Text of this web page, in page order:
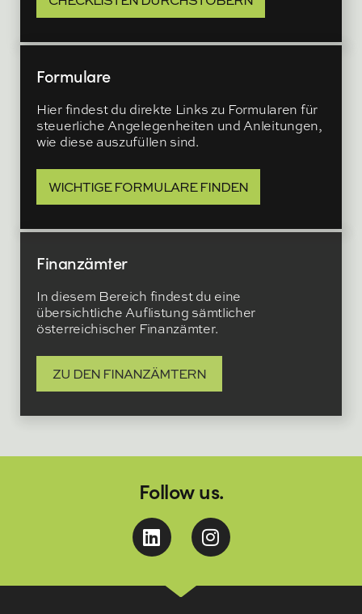
Formulare
Hier findest du direkte Links zu Formularen für
steuerliche Angelegenheiten und Anleitungen,
wie diese auszufüllen sind.
WICHTIGE FORMULARE FINDEN
Finanzämter
In diesem Bereich findest du eine
übersichtliche Auflistung sämtlicher
österreichischer Finanzämter.
ZU DEN FINANZÄMTERN
Follow us.